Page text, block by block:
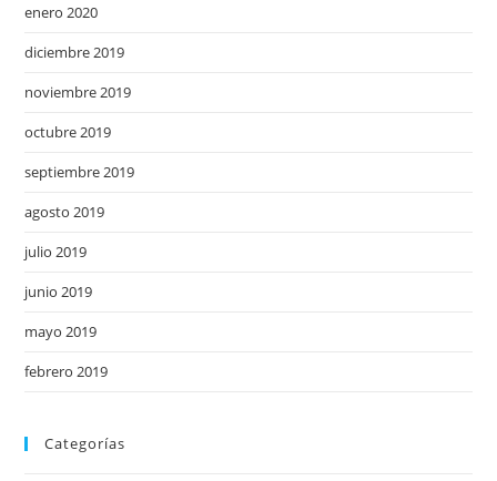
enero 2020
diciembre 2019
noviembre 2019
octubre 2019
septiembre 2019
agosto 2019
julio 2019
junio 2019
mayo 2019
febrero 2019
Categorías